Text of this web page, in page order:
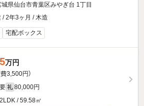
城県仙台市青葉区みやぎ台 1丁目
/ 2年3ヶ月 / 木造
宅配ボックス
万円
費3,500円）
礼 80,000円
/ 59.58㎡